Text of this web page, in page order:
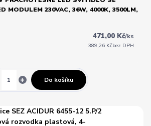
MODULEM 230VAC, 36W, 4000K, 3500LM,
471,00 Kč/ks
389,26 Kčbez DPH
Do košíku